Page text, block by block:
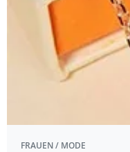
FRAUEN / MODE